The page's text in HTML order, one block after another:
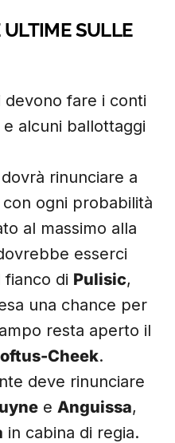
SULLE
devono fare i conti
e alcuni ballottaggi
rinunciare a
con ogni probabilità
al massimo alla
esserci
fianco di Pulisic,
una chance per
resta aperto il
Cheek.
deve rinunciare
e Anguissa,
in cabina di regia.